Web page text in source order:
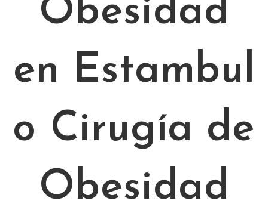
Obesidad
en Estambul
o Cirugía de
Obesidad